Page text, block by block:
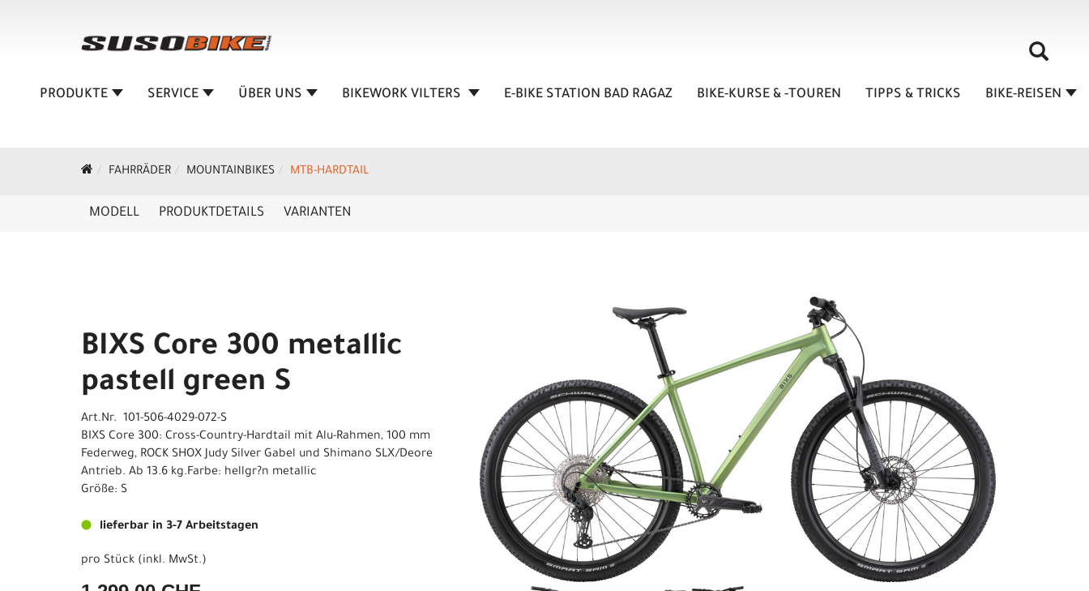
PRODUKTE SERVICE ÜBER UNS BIKEWORK VILTERS E-BIKE STATION BAD RAGAZ BIKE-KURSE & -TOUREN TIPPS & TRICKS BIKE-REISEN
FAHRRÄDER MOUNTAINBIKES MTB-HARDTAIL
MODELL PRODUKTDETAILS VARIANTEN
BIXS Core 300 metallic
pastell green S
Art.Nr. 101-506-4029-072-S
BIXS Core 300: Cross-Country-Hardtail mit Alu-Rahmen, 100 mm
Federweg, ROCK SHOX Judy Silver Gabel und Shimano SLX/Deore
Antrieb. Ab 13.6 kg.Farbe: hellgr?n metallic
Größe: S
lieferbar in 3-7 Arbeitstagen
pro Stück (inkl. MwSt.)